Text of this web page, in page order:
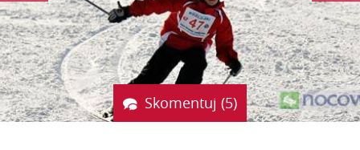
Skomentuj (5)